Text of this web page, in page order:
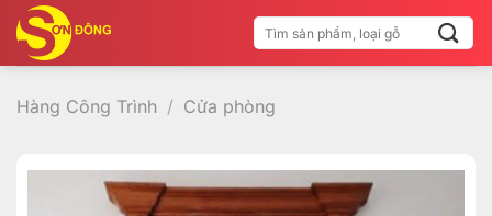
qua
nội
dung
Tìm
kiếm:
Hàng Công Trình / Cửa phòng